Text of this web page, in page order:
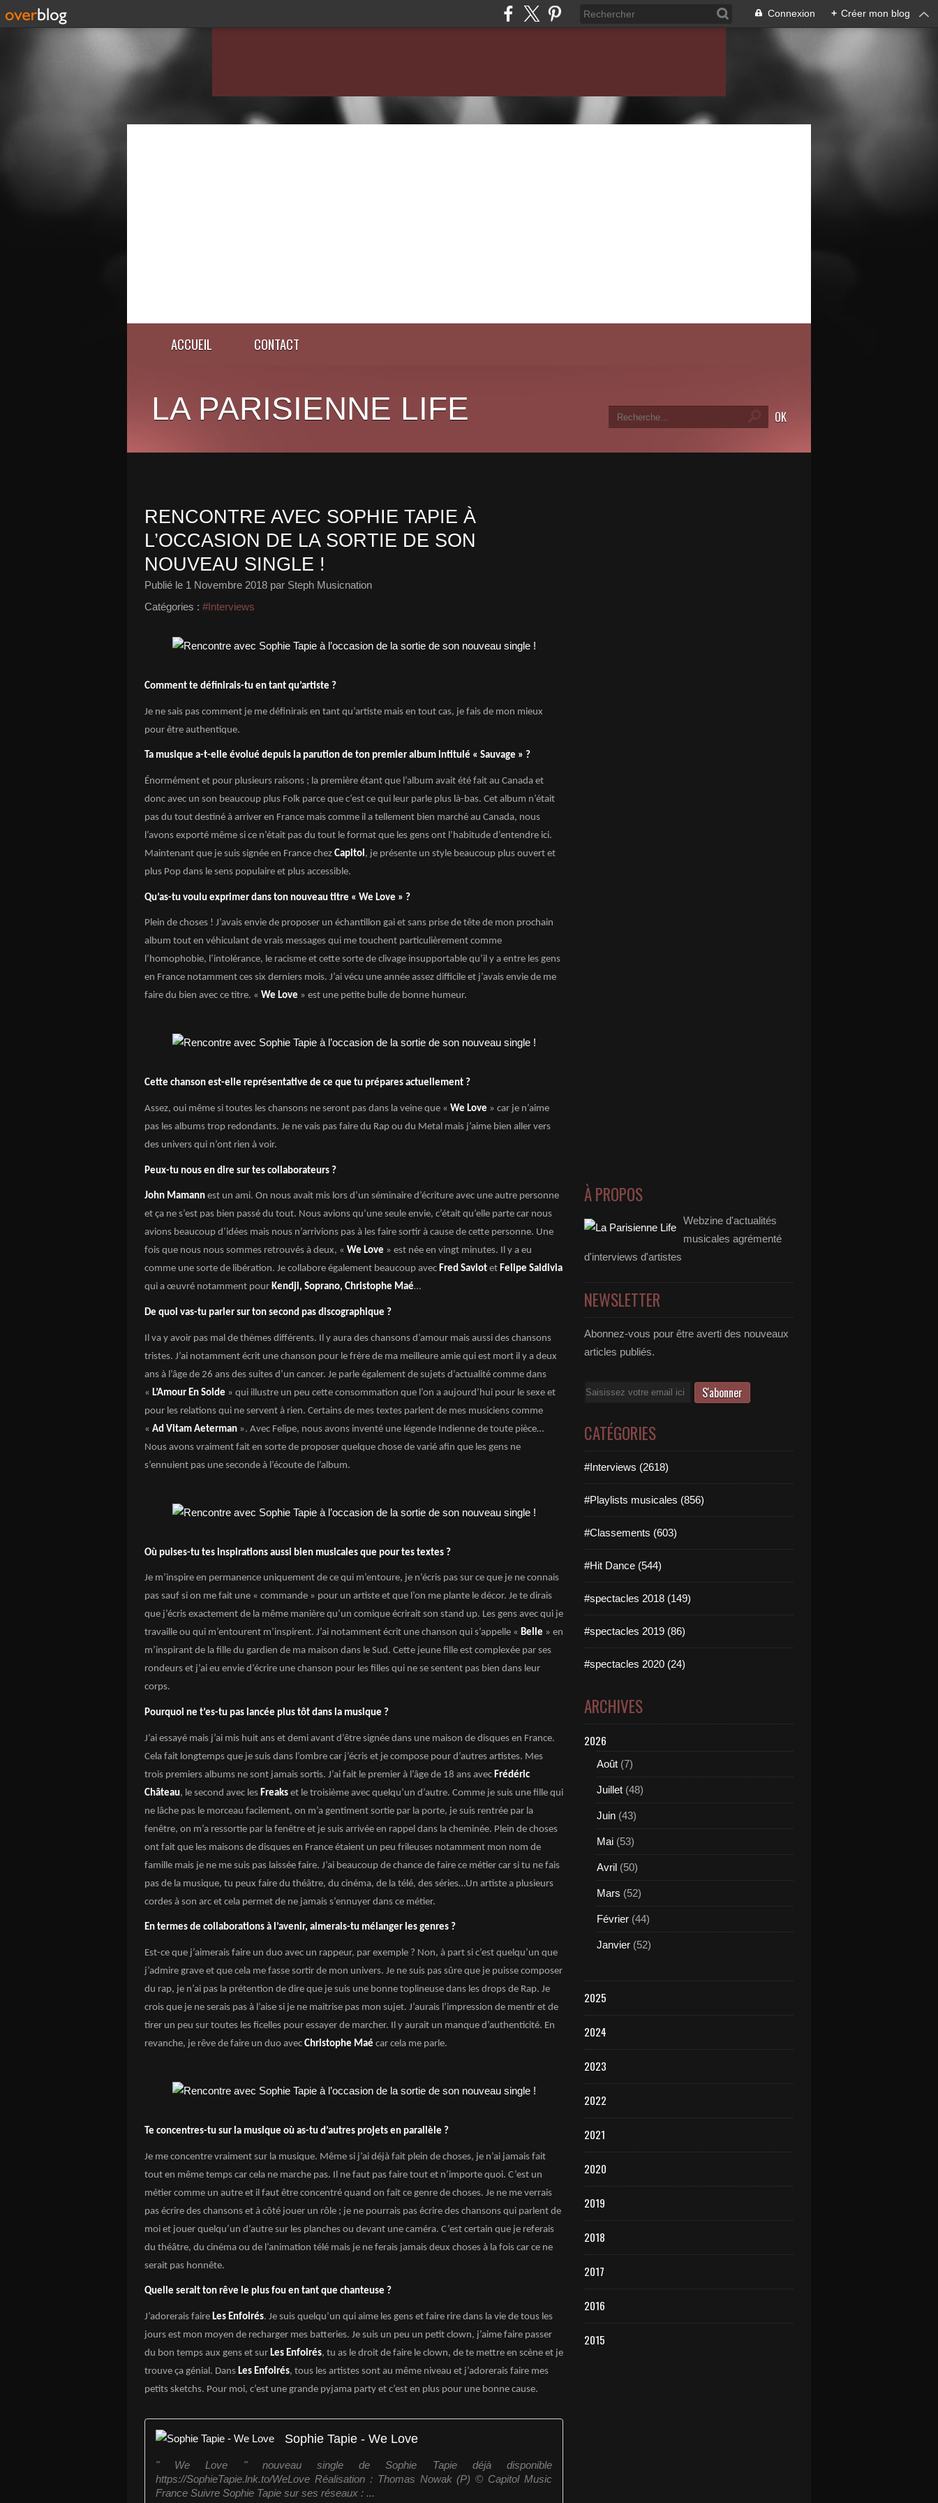
Connexion + Créer mon blog
ACCUEIL CONTACT
LA PARISIENNE LIFE
RENCONTRE AVEC SOPHIE TAPIE À
L’OCCASION DE LA SORTIE DE SON
NOUVEAU SINGLE !
Publié le 1 Novembre 2018 par Steph Musicnation
Catégories : #Interviews
Comment te définirais-tu en tant qu’artiste ?
Je ne sais pas comment je me définirais en tant qu’artiste mais en tout cas, je fais de mon mieux
pour être authentique.
Ta musique a-t-elle évolué depuis la parution de ton premier album intitulé « Sauvage » ?
Énormément et pour plusieurs raisons ; la première étant que l’album avait été fait au Canada et
donc avec un son beaucoup plus Folk parce que c’est ce qui leur parle plus là-bas. Cet album n’était
pas du tout destiné à arriver en France mais comme il a tellement bien marché au Canada, nous
l’avons exporté même si ce n’était pas du tout le format que les gens ont l’habitude d’entendre ici.
Maintenant que je suis signée en France chez Capitol , je présente un style beaucoup plus ouvert et
plus Pop dans le sens populaire et plus accessible.
Qu’as-tu voulu exprimer dans ton nouveau titre « We Love » ?
Plein de choses ! J’avais envie de proposer un échantillon gai et sans prise de tête de mon prochain
album tout en véhiculant de vrais messages qui me touchent particulièrement comme
l’homophobie, l’intolérance, le racisme et cette sorte de clivage insupportable qu’il y a entre les gens
en France notamment ces six derniers mois. J’ai vécu une année assez difficile et j’avais envie de me
faire du bien avec ce titre. « We Love » est une petite bulle de bonne humeur.
Cette chanson est-elle représentative de ce que tu prépares actuellement ?
Assez, oui même si toutes les chansons ne seront pas dans la veine que « We Love » car je n’aime
pas les albums trop redondants. Je ne vais pas faire du Rap ou du Metal mais j’aime bien aller vers
des univers qui n’ont rien à voir.
Peux-tu nous en dire sur tes collaborateurs ?
John Mamann est un ami. On nous avait mis lors d’un séminaire d’écriture avec une autre personne
et ça ne s’est pas bien passé du tout. Nous avions qu’une seule envie, c’était qu’elle parte car nous
avions beaucoup d’idées mais nous n’arrivions pas à les faire sortir à cause de cette personne. Une
fois que nous nous sommes retrouvés à deux, « We Love » est née en vingt minutes. Il y a eu
comme une sorte de libération. Je collabore également beaucoup avec Fred Saviot et Felipe Saldivia
qui a œuvré notamment pour Kendji, Soprano, Christophe Maé…
De quoi vas-tu parler sur ton second pas discographique ?
Il va y avoir pas mal de thèmes différents. Il y aura des chansons d’amour mais aussi des chansons
tristes. J’ai notamment écrit une chanson pour le frère de ma meilleure amie qui est mort il y a deux
ans à l’âge de 26 ans des suites d’un cancer. Je parle également de sujets d’actualité comme dans
« L’Amour En Solde » qui illustre un peu cette consommation que l’on a aujourd’hui pour le sexe et
pour les relations qui ne servent à rien. Certains de mes textes parlent de mes musiciens comme
« Ad Vitam Aeterman ». Avec Felipe, nous avons inventé une légende Indienne de toute pièce…
Nous avons vraiment fait en sorte de proposer quelque chose de varié afin que les gens ne
s’ennuient pas une seconde à l’écoute de l’album.
Où puises-tu tes inspirations aussi bien musicales que pour tes textes ?
Je m’inspire en permanence uniquement de ce qui m’entoure, je n’écris pas sur ce que je ne connais
pas sauf si on me fait une « commande » pour un artiste et que l’on me plante le décor. Je te dirais
que j’écris exactement de la même manière qu’un comique écrirait son stand up. Les gens avec qui je
travaille ou qui m’entourent m’inspirent. J’ai notamment écrit une chanson qui s’appelle « Belle » en
m’inspirant de la fille du gardien de ma maison dans le Sud. Cette jeune fille est complexée par ses
rondeurs et j’ai eu envie d’écrire une chanson pour les filles qui ne se sentent pas bien dans leur
corps.
Pourquoi ne t’es-tu pas lancée plus tôt dans la musique ?
J’ai essayé mais j’ai mis huit ans et demi avant d’être signée dans une maison de disques en France.
Cela fait longtemps que je suis dans l’ombre car j’écris et je compose pour d’autres artistes. Mes
trois premiers albums ne sont jamais sortis. J’ai fait le premier à l’âge de 18 ans avec Frédéric
Château, le second avec les Freaks et le troisième avec quelqu’un d’autre. Comme je suis une fille qui
ne lâche pas le morceau facilement, on m’a gentiment sortie par la porte, je suis rentrée par la
fenêtre, on m’a ressortie par la fenêtre et je suis arrivée en rappel dans la cheminée. Plein de choses
ont fait que les maisons de disques en France étaient un peu frileuses notamment mon nom de
famille mais je ne me suis pas laissée faire. J’ai beaucoup de chance de faire ce métier car si tu ne fais
pas de la musique, tu peux faire du théâtre, du cinéma, de la télé, des séries…Un artiste a plusieurs
cordes à son arc et cela permet de ne jamais s’ennuyer dans ce métier.
En termes de collaborations à l’avenir, aimerais-tu mélanger les genres ?
Est-ce que j’aimerais faire un duo avec un rappeur, par exemple ? Non, à part si c’est quelqu’un que
j’admire grave et que cela me fasse sortir de mon univers. Je ne suis pas sûre que je puisse composer
du rap, je n’ai pas la prétention de dire que je suis une bonne toplineuse dans les drops de Rap. Je
crois que je ne serais pas à l’aise si je ne maitrise pas mon sujet. J’aurais l’impression de mentir et de
tirer un peu sur toutes les ficelles pour essayer de marcher. Il y aurait un manque d’authenticité. En
revanche, je rêve de faire un duo avec Christophe Maé car cela me parle.
Te concentres-tu sur la musique où as-tu d’autres projets en parallèle ?
Je me concentre vraiment sur la musique. Même si j’ai déjà fait plein de choses, je n’ai jamais fait
tout en même temps car cela ne marche pas. Il ne faut pas faire tout et n’importe quoi. C’est un
métier comme un autre et il faut être concentré quand on fait ce genre de choses. Je ne me verrais
pas écrire des chansons et à côté jouer un rôle ; je ne pourrais pas écrire des chansons qui parlent de
moi et jouer quelqu’un d’autre sur les planches ou devant une caméra. C’est certain que je referais
du théâtre, du cinéma ou de l’animation télé mais je ne ferais jamais deux choses à la fois car ce ne
serait pas honnête.
Quelle serait ton rêve le plus fou en tant que chanteuse ?
J’adorerais faire Les Enfoirés. Je suis quelqu’un qui aime les gens et faire rire dans la vie de tous les
jours est mon moyen de recharger mes batteries. Je suis un peu un petit clown, j’aime faire passer
du bon temps aux gens et sur Les Enfoirés, tu as le droit de faire le clown, de te mettre en scène et je
trouve ça génial. Dans Les Enfoirés, tous les artistes sont au même niveau et j’adorerais faire mes
petits sketchs. Pour moi, c’est une grande pyjama party et c’est en plus pour une bonne cause.
Sophie Tapie - We Love
" We Love " nouveau single de Sophie Tapie déjà disponible
https://SophieTapie.lnk.to/WeLove Réalisation : Thomas Nowak (P) © Capitol Music
France Suivre Sophie Tapie sur ses réseaux : ...
À PROPOS
Webzine d'actualités
musicales agrémenté
d'interviews d'artistes
NEWSLETTER
Abonnez-vous pour être averti des nouveaux
articles publiés.
Email
CATÉGORIES
#Interviews (2618)
#Playlists musicales (856)
#Classements (603)
#Hit Dance (544)
#spectacles 2018 (149)
#spectacles 2019 (86)
#spectacles 2020 (24)
ARCHIVES
2026
Août (7)
Juillet (48)
Juin (43)
Mai (53)
Avril (50)
Mars (52)
Février (44)
Janvier (52)
2025
2024
2023
2022
2021
2020
2019
2018
2017
2016
2015